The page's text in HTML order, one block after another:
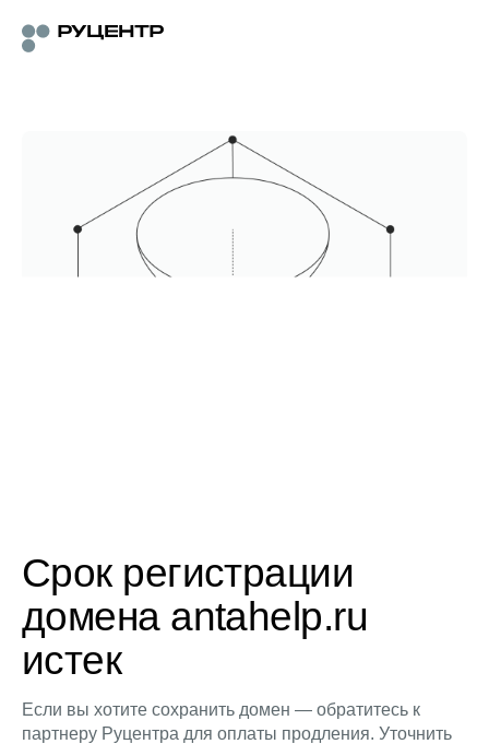
Срок регистрации
домена antahelp.ru
истек
Если вы хотите сохранить домен — обратитесь к
партнеру Руцентра для оплаты продления. Уточнить